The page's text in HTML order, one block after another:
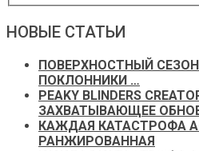
НОВЫЕ СТАТЬИ
ПОВЕРХНОСТНЫЙ
ПОКЛОННИКИ …
PEAKY BLINDERS
ЗАХВАТЫВАЮЩЕЕ
КАЖДАЯ КАТАСТРОФА
РАНЖИРОВАННАЯ